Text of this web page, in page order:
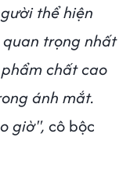
thể hiện
trọng nhất
chất cao
ánh mắt.
giờ", cô bộc